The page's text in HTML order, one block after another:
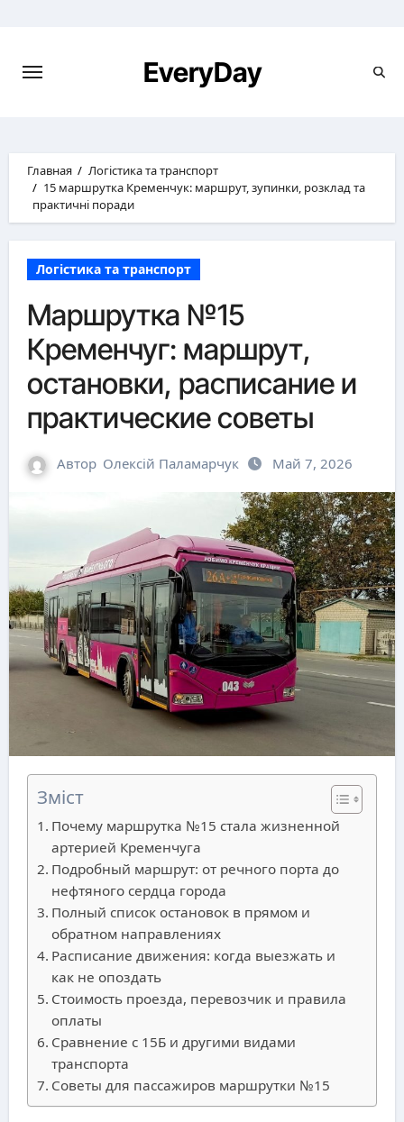
EveryDay
Главная
Логістика та транспорт
15 маршрутка Кременчук: маршрут, зупинки, розклад та
практичні поради
Логістика та транспорт
Маршрутка №15
Кременчуг: маршрут,
остановки, расписание и
практические советы
Автор Олексій Паламарчук Май 7, 2026
Зміст
Почему маршрутка №15 стала жизненной
артерией Кременчуга
Подробный маршрут: от речного порта до
нефтяного сердца города
Полный список остановок в прямом и
обратном направлениях
Расписание движения: когда выезжать и
как не опоздать
Стоимость проезда, перевозчик и правила
оплаты
Сравнение с 15Б и другими видами
транспорта
Советы для пассажиров маршрутки №15